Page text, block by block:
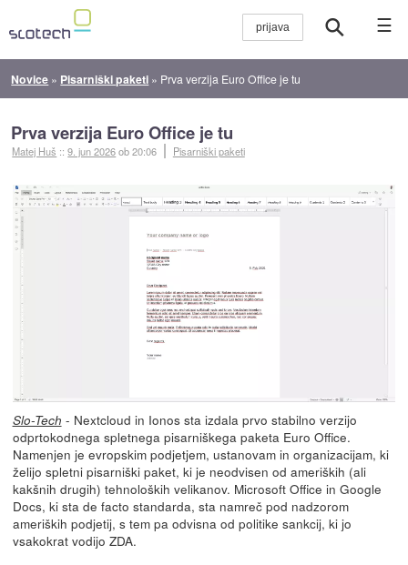
☰
Novice » Pisarniški paketi » Prva verzija Euro Office je tu
Prva verzija Euro Office je tu
Matej Huš ::9. jun 2026ob 20:06 Pisarniški paketi
Slo-Tech - Nextcloud in Ionos sta izdala prvo stabilno verzijo
odprtokodnega spletnega pisarniškega paketa Euro Office.
Namenjen je evropskim podjetjem, ustanovam in organizacijam, ki
želijo spletni pisarniški paket, ki je neodvisen od ameriških (ali
kakšnih drugih) tehnoloških velikanov. Microsoft Office in Google
Docs, ki sta de facto standarda, sta namreč pod nadzorom
ameriških podjetij, s tem pa odvisna od politike sankcij, ki jo
vsakokrat vodijo ZDA.